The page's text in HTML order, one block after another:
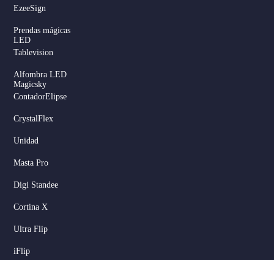
EzeeSign
Prendas mágicas
LED
Tablevision
Alfombra LED
Magicsky
ContadorElipse
CrystalFlex
Unidad
Masta Pro
Digi Standee
Cortina X
Ultra Flip
iFlip